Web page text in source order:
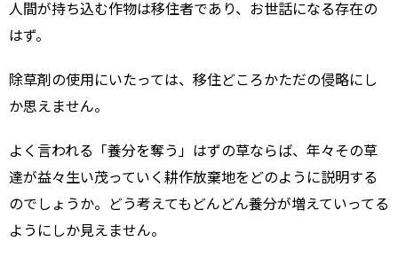
人間が持ち込む作物は移住者であり、お世話になる存在の
はず。
除草剤の使用にいたっては、移住どころかただの侵略にし
か思えません。
よく言われる「養分を奪う」はずの草ならば、年々その草
達が益々生い茂っていく耕作放棄地をどのように説明する
のでしょうか。どう考えてもどんどん養分が増えていってる
ようにしか見えません。